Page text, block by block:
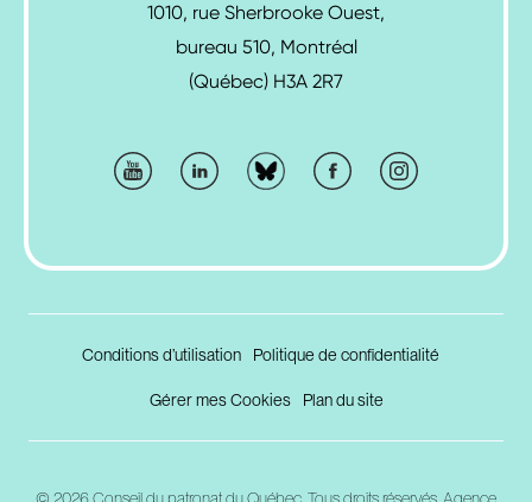
1010, rue Sherbrooke Ouest,
bureau 510, Montréal
(Québec) H3A 2R7
Conditions d’utilisation Politique de confidentialité
Gérer mes Cookies Plan du site